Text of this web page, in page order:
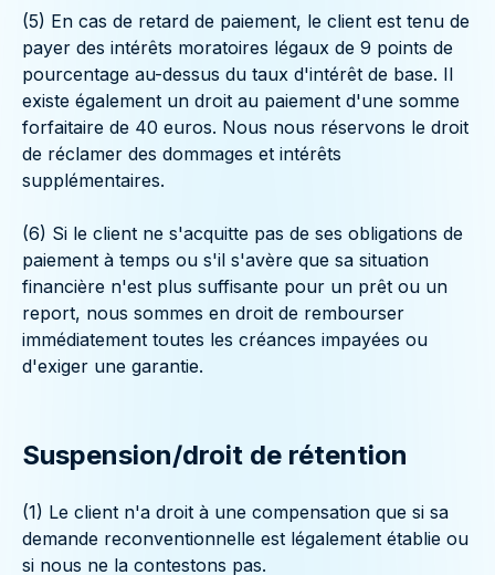
(5) En cas de retard de paiement, le client est tenu de
payer des intérêts moratoires légaux de 9 points de
pourcentage au-dessus du taux d'intérêt de base. Il
existe également un droit au paiement d'une somme
forfaitaire de 40 euros. Nous nous réservons le droit
de réclamer des dommages et intérêts
supplémentaires.
(6) Si le client ne s'acquitte pas de ses obligations de
paiement à temps ou s'il s'avère que sa situation
financière n'est plus suffisante pour un prêt ou un
report, nous sommes en droit de rembourser
immédiatement toutes les créances impayées ou
d'exiger une garantie.
Suspension/droit de rétention
(1) Le client n'a droit à une compensation que si sa
demande reconventionnelle est légalement établie ou
si nous ne la contestons pas.